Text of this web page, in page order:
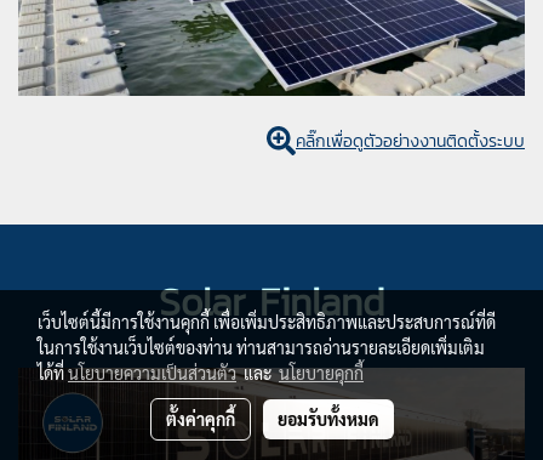
คลิ๊กเพื่อดูตัวอย่างงานติดตั้งระบบ
Solar Finland
เว็บไซต์นี้มีการใช้งานคุกกี้ เพื่อเพิ่มประสิทธิภาพและประสบการณ์ที่ดี
ในการใช้งานเว็บไซต์ของท่าน ท่านสามารถอ่านรายละเอียดเพิ่มเติม
ได้ที่นโยบายความเป็นส่วนตัวและนโยบายคุกกี้
ตั้งค่าคุกกี้ ยอมรับทั้งหมด